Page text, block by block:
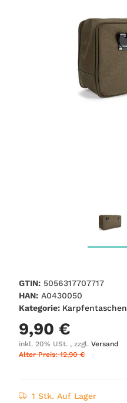
GTIN: 5056317707717
HAN: A0430050
Kategorie: Karpfentaschen
9,90 €
inkl. 20% USt. , zzgl. Versand
Alter Preis: 12,90 €
1 Stk. Auf Lager